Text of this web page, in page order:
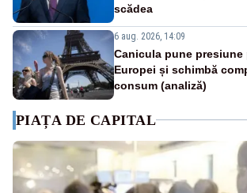
scădea
6 aug. 2026, 14:09
Canicula pune presiune
Europei și schimbă
consum (analiză)
PIAȚA DE CAPITAL